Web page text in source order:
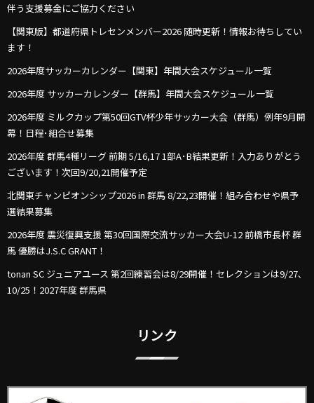
伴う支援募金にご協力ください
【関東版】都道府県トレセンメンバー2026 随時更新！情報お待ちしてい
ます！
2026年度サッカーカレンダー【関東】年間大会スケジュール一覧
2026年度 サッカーカレンダー【群馬】年間大会スケジュール一覧
2026年度 ミルクカップ第50回GTV杯少年サッカー大会（群馬）例年9月開
幕！日程･組合せ募集
2026年度 群馬4種リーグ 前期 5/16,17 1部A･B結果更新！入力ありがとう
ございます！次回9/20,21開催予定
北関東チャンピオンシップ2026 in 群馬 8/22,23開催！組み合わせや県予
選結果募集
2026年度 震災復興支援 第30回国際交流サッカー大会U-12 前橋市長杯 群
馬 優勝はJ.S.C GRANT！
tonan SC ジュニアユース 第2回練習会は8/29開催！セレクションは9/27､
10/25！2027年度 群馬県
リンク